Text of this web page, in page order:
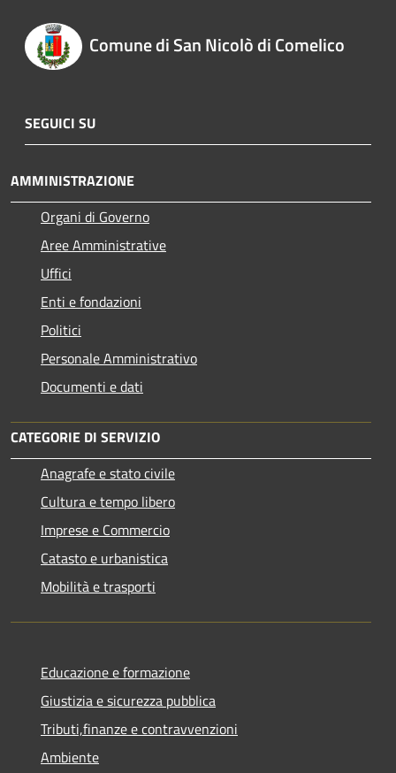
Comune di San Nicolò di Comelico
SEGUICI SU
AMMINISTRAZIONE
Organi di Governo
Aree Amministrative
Uffici
Enti e fondazioni
Politici
Personale Amministrativo
Documenti e dati
CATEGORIE DI SERVIZIO
Anagrafe e stato civile
Cultura e tempo libero
Imprese e Commercio
Catasto e urbanistica
Mobilità e trasporti
Educazione e formazione
Giustizia e sicurezza pubblica
Tributi,finanze e contravvenzioni
Ambiente